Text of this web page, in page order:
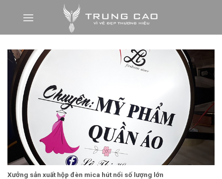
Xưởng sản xuất hộp đèn mica hút nổi số lượng lớn